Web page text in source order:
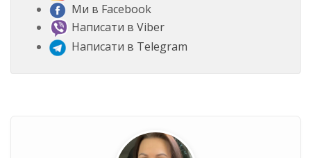
Ми в Facebook
Написати в Viber
Написати в Telegram